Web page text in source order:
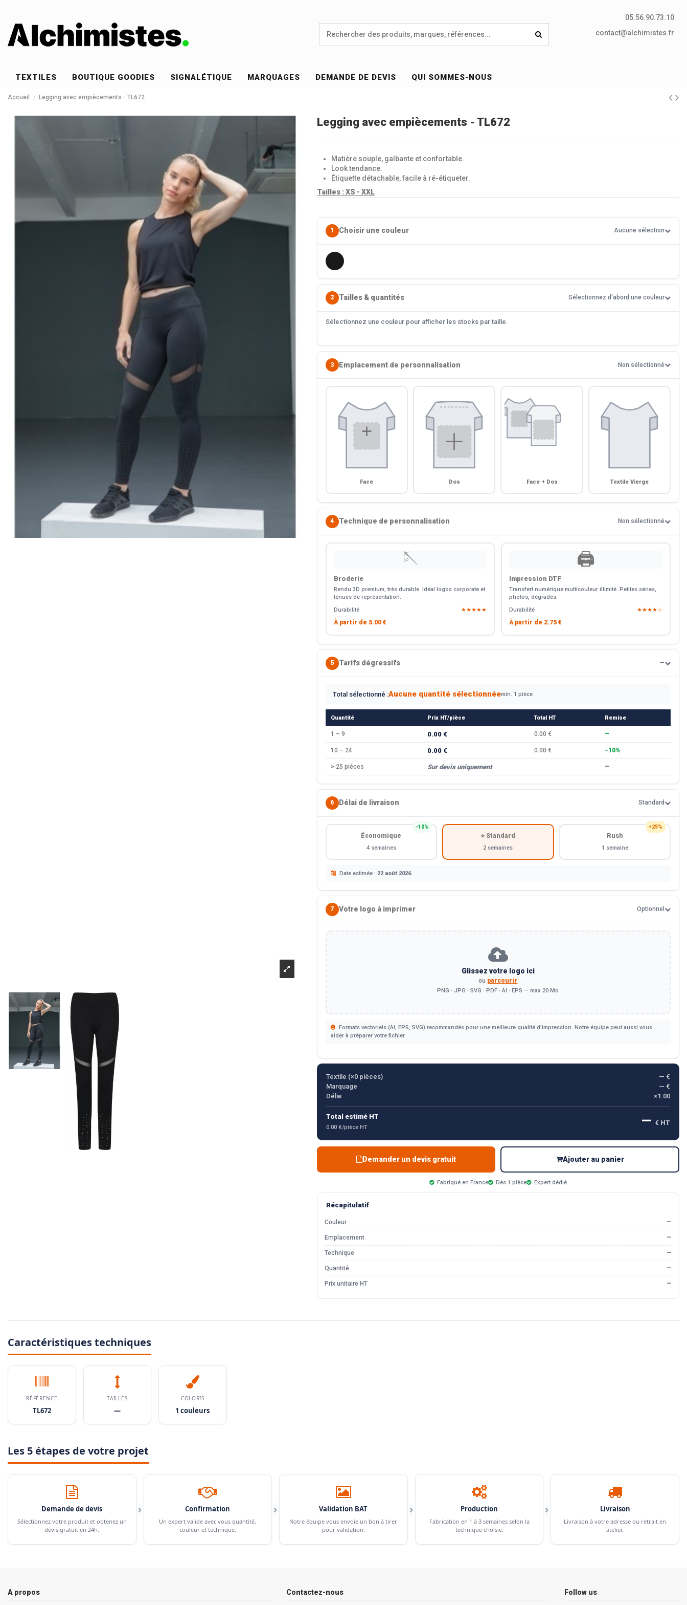
05.56.90.73.10
contact@alchimistes.fr
TEXTILES BOUTIQUE GOODIES SIGNALÉTIQUE MARQUAGES DEMANDE DE DEVIS QUI SOMMES-NOUS
Accueil Legging avec empiècements - TL672
Legging avec empiècements - TL672
Matière souple, galbante et confortable.
Look tendance.
Étiquette détachable, facile à ré-étiqueter.
Tailles : XS - XXL
1 Choisir une couleur Aucune sélection
2 Tailles & quantités Sélectionnez d'abord une couleur
Sélectionnez une couleur pour afficher les stocks par taille.
3 Emplacement de personnalisation Non sélectionné
Face Dos Face + Dos Textile Vierge
4 Technique de personnalisation Non sélectionné
🪡
Broderie
Rendu 3D premium, très durable. Idéal logos corporate et
tenues de représentation.
Durabilité
★★★★★
À partir de 5.00 €
🖨️
Impression DTF
Transfert numérique multicouleur illimité. Petites séries,
photos, dégradés.
Durabilité
★★★★☆
À partir de 2.75 €
5 Tarifs dégressifs —
Total sélectionné :Aucune quantité sélectionnéemin. 1 pièce
Quantité Prix HT/pièce Total HT Remise
1 – 9 0.00 € 0.00 € —
10 – 24 0.00 € 0.00 € −10%
> 25 pièces Sur devis uniquement —
6 Délai de livraison Standard
−10%
Économique
4 semaines
⭐ Standard
2 semaines
+25%
Rush
1 semaine
Date estimée : 22 août 2026
7 Votre logo à imprimer Optionnel
Glissez votre logo ici
ou parcourir
PNG · JPG · SVG · PDF · AI · EPS — max 20 Mo
Formats vectoriels (AI, EPS, SVG) recommandés pour une meilleure qualité d'impression. Notre équipe peut aussi vous
aider à préparer votre fichier.
Textile (×0pièces)
— €
Marquage
— €
Délai
×1.00
Total estimé HT
0.00 €/pièce HT — € HT
Demander un devis gratuit Ajouter au panier
Fabriqué en France Dès 1 pièce Expert dédié
Récapitulatif
Couleur —
Emplacement —
Technique —
Quantité —
Prix unitaire HT —
Caractéristiques techniques
RÉFÉRENCE
TL672
TAILLES
—
COLORIS
1 couleurs
Les 5 étapes de votre projet
Demande de devis
Sélectionnez votre produit et obtenez un
devis gratuit en 24h.
› Confirmation
Un expert valide avec vous quantité,
couleur et technique.
› Validation BAT
Notre équipe vous envoie un bon à tirer
pour validation.
› Production
Fabrication en 1 à 3 semaines selon la
technique choisie.
› Livraison
Livraison à votre adresse ou retrait en
atelier.
A propos Contactez-nous Follow us